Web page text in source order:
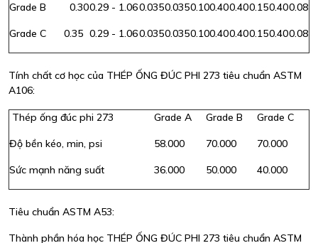
Grade B 0.300.29 - 1.060.0350.0350.100.400.400.150.400.08
Grade C 0.35 0.29 - 1.060.0350.0350.100.400.400.150.400.08
Tính chất cơ học của THÉP ỐNG ĐÚC PHI 273 tiêu chuẩn ASTM
A106:
Thép ống đúc phi 273 Grade A Grade B Grade C
Độ bền kéo, min, psi 58.000 70.000 70.000
Sức mạnh năng suất 36.000 50.000 40.000
Tiêu chuẩn ASTM A53:
Thành phần hóa học THÉP ỐNG ĐÚC PHI 273 tiêu chuẩn ASTM